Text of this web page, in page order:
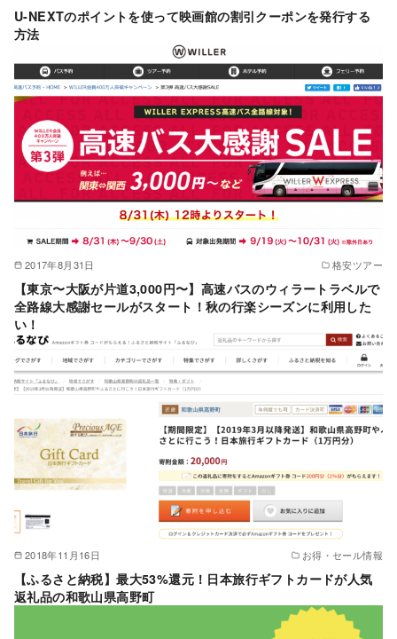
U-NEXTのポイントを使って映画館の割引クーポンを発行する
方法
2017年8月31日 格安ツアー
【東京〜大阪が片道3,000円〜】高速バスのウィラートラベルで
全路線大感謝セールがスタート！秋の行楽シーズンに利用した
い！
2018年11月16日 お得・セール情報
【ふるさと納税】最大53%還元！日本旅行ギフトカードが人気
返礼品の和歌山県高野町